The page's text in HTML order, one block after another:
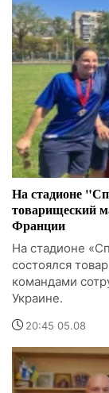
На стадионе
товарищеский
Франции
На стадионе
состоялся
командами
Украине.
20:45 05.08